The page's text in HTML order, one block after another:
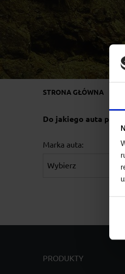
STRONA GŁÓWNA
Do jakiego auta
Marka auta:
PRODUKTY